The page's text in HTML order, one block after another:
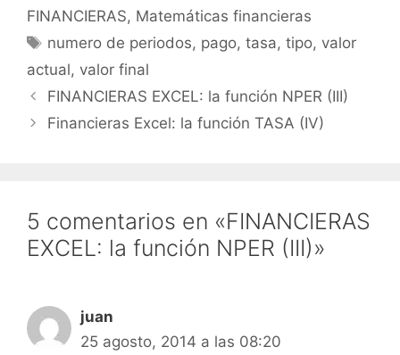
FINANCIERAS, Matemáticas financieras
Etiquetas
numero de periodos, pago,tasa,tipo, valor
actual, valor final
FINANCIERAS EXCEL: la función NPER (III)
Financieras Excel: la función TASA (IV)
5 comentarios en «FINANCIERAS
EXCEL: la función NPER (III)»
juan
25 agosto, 2014 a las 08:20